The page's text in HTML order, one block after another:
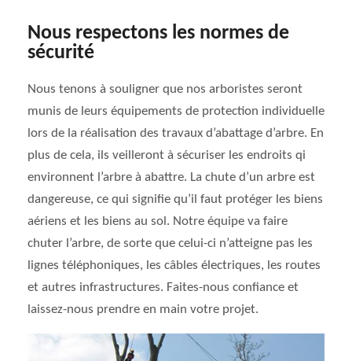
Nous respectons les normes de
sécurité
Nous tenons à souligner que nos arboristes seront
munis de leurs équipements de protection individuelle
lors de la réalisation des travaux d’abattage d’arbre. En
plus de cela, ils veilleront à sécuriser les endroits qi
environnent l’arbre à abattre. La chute d’un arbre est
dangereuse, ce qui signifie qu’il faut protéger les biens
aériens et les biens au sol. Notre équipe va faire
chuter l’arbre, de sorte que celui-ci n’atteigne pas les
lignes téléphoniques, les câbles électriques, les routes
et autres infrastructures. Faites-nous confiance et
laissez-nous prendre en main votre projet.